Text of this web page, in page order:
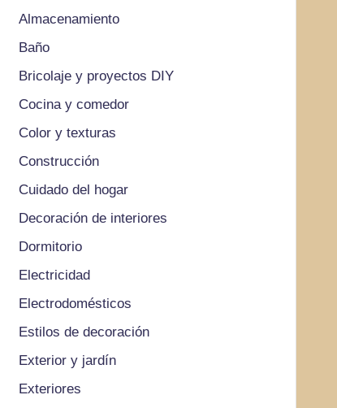
Almacenamiento
Baño
Bricolaje y proyectos DIY
Cocina y comedor
Color y texturas
Construcción
Cuidado del hogar
Decoración de interiores
Dormitorio
Electricidad
Electrodomésticos
Estilos de decoración
Exterior y jardín
Exteriores